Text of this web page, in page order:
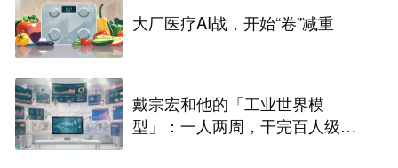
大厂医疗AI战，开始“卷”减重
戴宗宏和他的「工业世界模
型」：一人两周，干完百人级定